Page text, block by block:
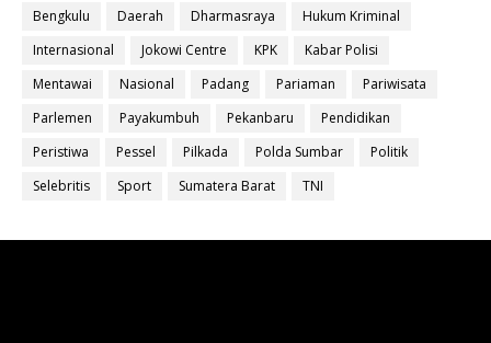
Bengkulu
Daerah Dharmasraya
Hukum Kriminal
Internasional
Jokowi Centre KPK
Kabar Polisi
Mentawai
Nasional Padang Pariaman
Pariwisata
Parlemen
Payakumbuh Pekanbaru
Pendidikan
Peristiwa
Pessel Pilkada Polda Sumbar
Politik
Selebritis
Sport Sumatera Barat TNI